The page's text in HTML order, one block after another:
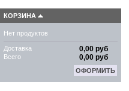
КОРЗИНА
Нет продуктов
Доставка 0,00 руб
Всего 0,00 руб
ОФОРМИТЬ